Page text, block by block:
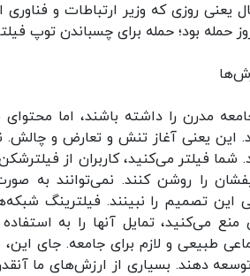
یعنی روزی که وزیر ارتباطات و
بود؛ حمله برای چسباندن توپ
مدرن را داشته باشند، اما
این یعنی آغاز تنش و تعارض و چالش.
شما فیلتر می‌کنید، کاربران از
را روشن کنند. نمی‌توانند به
این تصمیم را نبینند. فیلترینگ
می‌کنید، تمایل آنها را به
طبیعی و لازم برای جامعه. جای این،
دهند. بسیاری از ارزش‌های ما